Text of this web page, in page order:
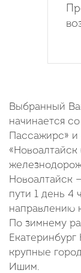
Выбранный
начинается
Пассажирс» и
«Новоалтайск
Новоалтайск
пути 1 день
направлению
По зимнему
Екатеринбург
крупные
Ишим.